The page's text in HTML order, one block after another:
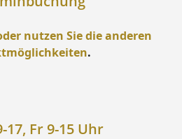
nutzen Sie die anderen
.
17, Fr 9-15 Uhr